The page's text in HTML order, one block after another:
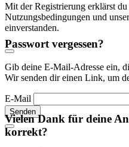
Mit der Registrierung erklärst
Nutzungsbedingungen und
einverstanden.
Passwort vergessen?
Gib deine E-Mail-Adresse ein,
Wir senden dir einen Link, um
E-Mail
Senden
Vielen Dank für deine
korrekt?